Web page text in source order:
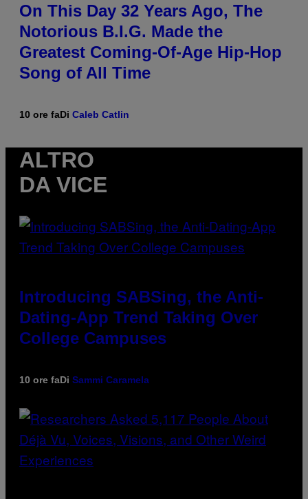
On This Day 32 Years Ago, The
Notorious B.I.G. Made the
Greatest Coming-Of-Age Hip-Hop
Song of All Time
10 ore faDi Caleb Catlin
ALTRO
DA VICE
Introducing SABSing, the Anti-
Dating-App Trend Taking Over
College Campuses
10 ore faDi Sammi Caramela